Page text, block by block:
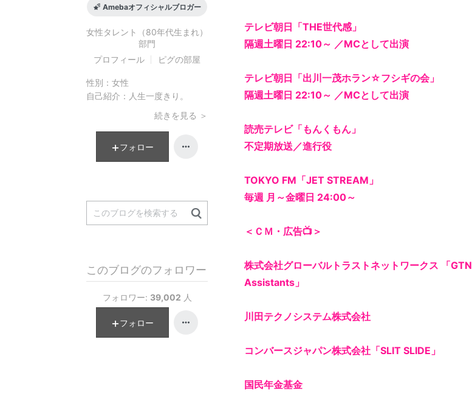
テレビ朝日「THE世代感」
隔週土曜日 22:10～ ／MCとして出演
テレビ朝日「出川一茂ホラン☆フシギの会」
隔週土曜日 22:10～ ／MCとして出演
読売テレビ「もんくもん」
不定期放送／進行役
TOKYO FM「JET STREAM」
毎週 月～金曜日 24:00～
＜ＣＭ・広告📺 ＞
株式会社グローバルトラストネットワークス 「GTN
Assistants」
川田テクノシステム株式会社
コンバースジャパン株式会社「SLIT SLIDE」
国民年金基金
Amebaオフィシャルブロガー
女性タレント（80年代生まれ）
部門
プロフィール
ピグの部屋
性別： 女性
自己紹介： 人生一度きり。
続きを見る ＞
フォロー
このブログのフォロワー
フォロワー: 39,002 人
フォロー